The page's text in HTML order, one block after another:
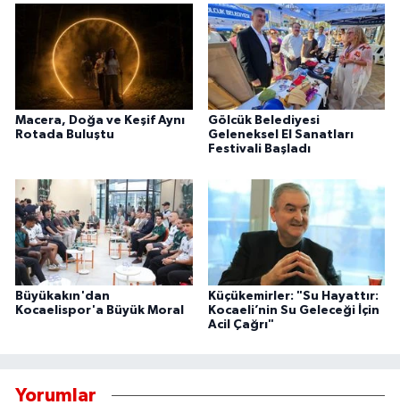
Macera, Doğa ve Keşif Aynı
Rotada Buluştu
Gölcük Belediyesi
Geleneksel El Sanatları
Festivali Başladı
Büyükakın'dan
Kocaelispor'a Büyük Moral
Küçükemirler: "Su Hayattır:
Kocaeli’nin Su Geleceği İçin
Acil Çağrı"
Yorumlar